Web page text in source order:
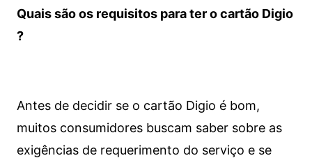
Quais são os requisitos para ter o cartão Digio
?
Antes de decidir se o cartão Digio é bom,
muitos consumidores buscam saber sobre as
exigências de requerimento do serviço e se